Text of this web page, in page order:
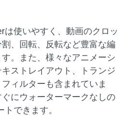
は使いやすく、動画のクロッ
、回転、反転など豊富な編
。また、様々なアニメーシ
ストレイアウト、トランジ
ィルターも含まれていま
にウォーターマークなしの
できます。